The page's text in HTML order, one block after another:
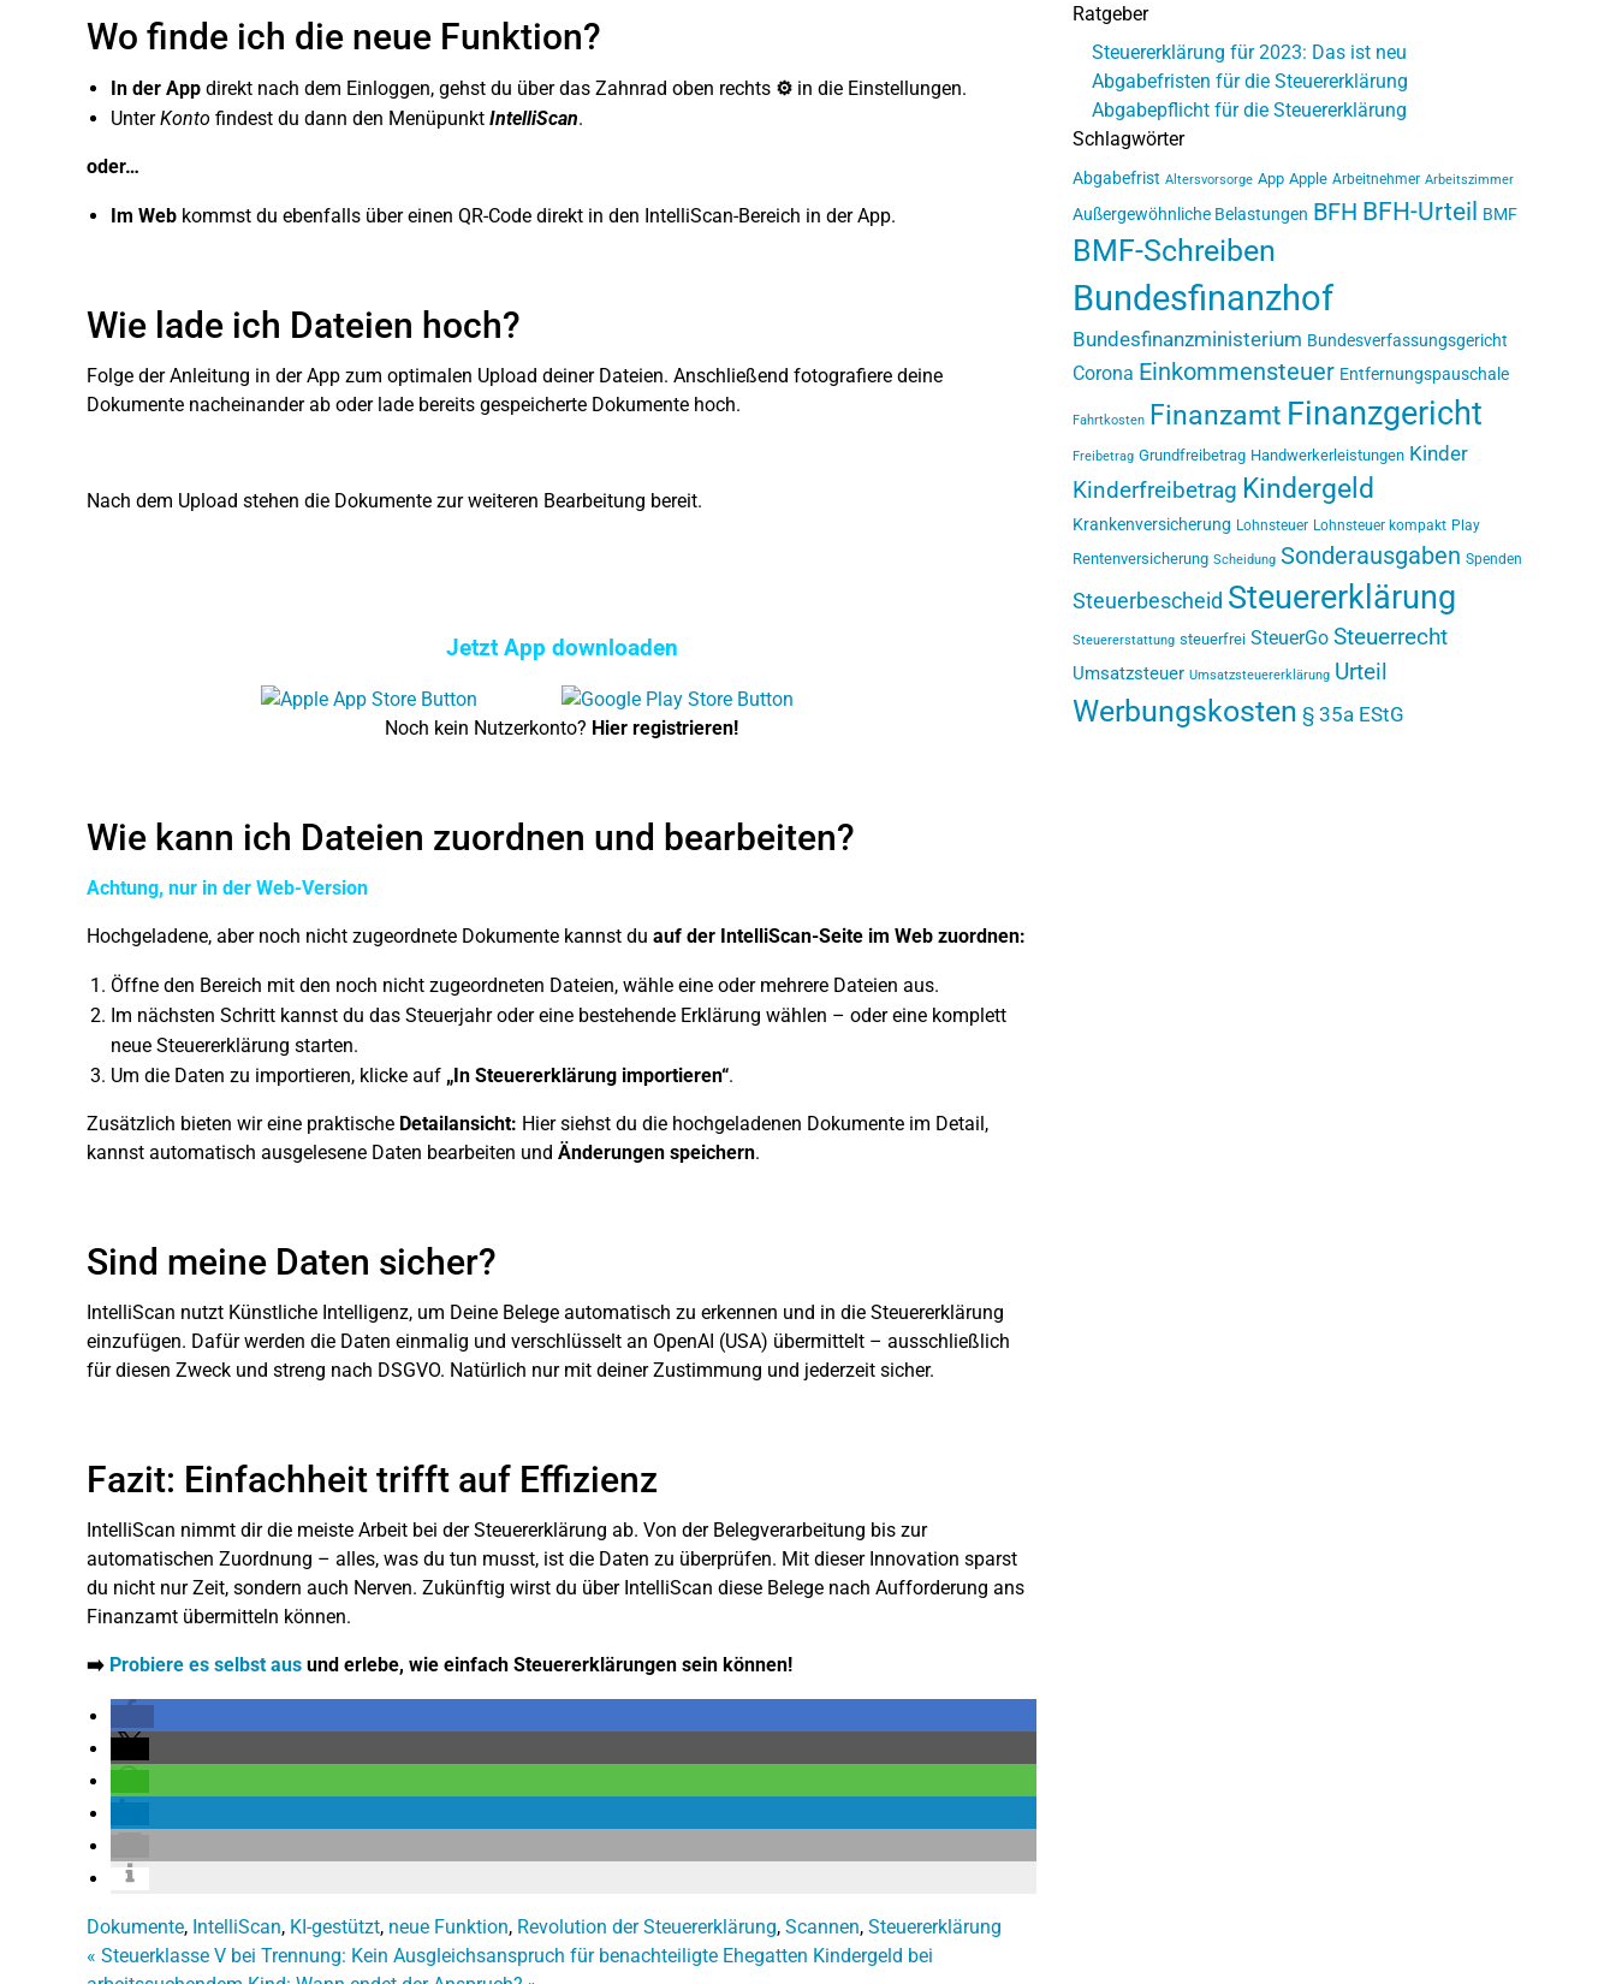
Wo finde ich die neue Funktion?
In der App direkt nach dem Einloggen, gehst du über das Zahnrad oben rechts ⚙ in die Einstellungen.
UnterKonto findest du dann den Menüpunkt IntelliScan.
oder…
Im Web kommst du ebenfalls über einen QR-Code direkt in den IntelliScan-Bereich in der App.
Wie lade ich Dateien hoch?
Folge der Anleitung in der App zum optimalen Upload deiner Dateien. Anschließend fotografiere deine
Dokumente nacheinander ab oder lade bereits gespeicherte Dokumente hoch.
Nach dem Upload stehen die Dokumente zur weiteren Bearbeitung bereit.
Jetzt App downloaden
Noch kein Nutzerkonto? Hier registrieren!
Wie kann ich Dateien zuordnen und bearbeiten?
Achtung, nur in der Web-Version
Hochgeladene, aber noch nicht zugeordnete Dokumente kannst du auf der IntelliScan-Seite im Web zuordnen:
Öffne den Bereich mit den noch nicht zugeordneten Dateien, wähle eine oder mehrere Dateien aus.
Im nächsten Schritt kannst du das Steuerjahr oder eine bestehende Erklärung wählen – oder eine komplett
neue Steuererklärung starten.
Um die Daten zu importieren, klicke auf „In Steuererklärung importieren“.
Zusätzlich bieten wir eine praktische Detailansicht: Hier siehst du die hochgeladenen Dokumente im Detail,
kannst automatisch ausgelesene Daten bearbeiten und Änderungen speichern.
Sind meine Daten sicher?
IntelliScan nutzt Künstliche Intelligenz, um Deine Belege automatisch zu erkennen und in die Steuererklärung
einzufügen. Dafür werden die Daten einmalig und verschlüsselt an OpenAI (USA) übermittelt – ausschließlich
für diesen Zweck und streng nach DSGVO. Natürlich nur mit deiner Zustimmung und jederzeit sicher.
Fazit: Einfachheit trifft auf Effizienz
IntelliScan nimmt dir die meiste Arbeit bei der Steuererklärung ab. Von der Belegverarbeitung bis zur
automatischen Zuordnung – alles, was du tun musst, ist die Daten zu überprüfen. Mit dieser Innovation sparst
du nicht nur Zeit, sondern auch Nerven. Zukünftig wirst du über IntelliScan diese Belege nach Aufforderung ans
Finanzamt übermitteln können.
➡️ Probiere es selbst aus und erlebe, wie einfach Steuererklärungen sein können!
Dokumente, IntelliScan, KI-gestützt, neue Funktion, Revolution der Steuererklärung, Scannen, Steuererklärung
« Steuerklasse V bei Trennung: Kein Ausgleichsanspruch für benachteiligte Ehegatten Kindergeld bei
Ratgeber
Steuererklärung für 2023: Das ist neu
Abgabefristen für die Steuererklärung
Abgabepflicht für die Steuererklärung
Schlagwörter
Abgabefrist Altersvorsorge App Apple Arbeitnehmer Arbeitszimmer
Außergewöhnliche Belastungen BFH BFH-Urteil BMF
BMF-Schreiben
Bundesfinanzhof
Bundesfinanzministerium Bundesverfassungsgericht
Corona Einkommensteuer Entfernungspauschale
Fahrtkosten Finanzamt Finanzgericht
Freibetrag Grundfreibetrag Handwerkerleistungen Kinder
Kinderfreibetrag Kindergeld
Krankenversicherung Lohnsteuer Lohnsteuer kompakt Play
Rentenversicherung Scheidung Sonderausgaben Spenden
Steuerbescheid Steuererklärung
Steuererstattung steuerfrei SteuerGo Steuerrecht
Umsatzsteuer Umsatzsteuererklärung Urteil
Werbungskosten § 35a EStG